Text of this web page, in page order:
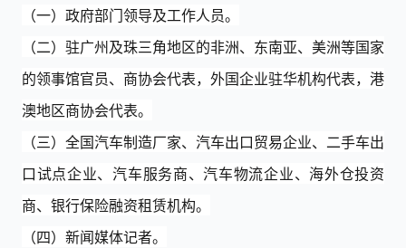
（一）政府部门领导及工作人员。
（二）驻广州及珠三角地区的非洲、东南亚、美洲等国家
的领事馆官员、 商协会代表，外国企业驻华机构代表，港
澳地区商协会代表。
（三） 全国汽车制造厂家、汽车出口贸易企业、二手车出
口试点企业、汽车服务商、汽车物流企业、海外仓投资
商、银行保险融资租赁机构。
（四）新闻媒体记者。